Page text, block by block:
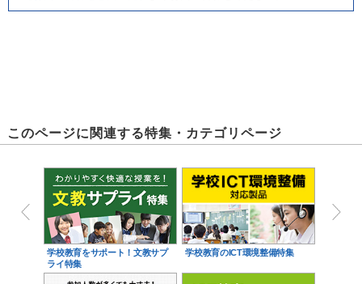
このページに関連する特集・カテゴリページ
学校教育をサポート！文教サプ
ライ特集
学校教育のICT環境整備特集